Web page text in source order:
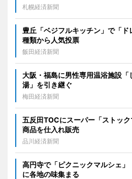
札幌経済新聞
豊丘「ベジフルキッチン」で「
種類から人気投票
飯田経済新聞
大阪・福島に男性専用温浴施設
湯」を引き継ぐ
梅田経済新聞
五反田TOCにスーパー「ストッ
商品を仕入れ販売
品川経済新聞
高円寺で「ピクニックマルシェ
に各地の味集まる